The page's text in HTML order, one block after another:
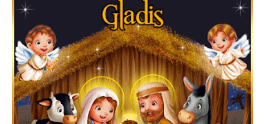
Feliz Navidad y próspero Año Nuevo Edmunda